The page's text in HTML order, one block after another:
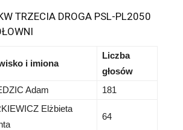
TRZECIA DROGA PSL-PL2050
i imiona
Liczba
głosów
Adam 181
Elżbieta
64